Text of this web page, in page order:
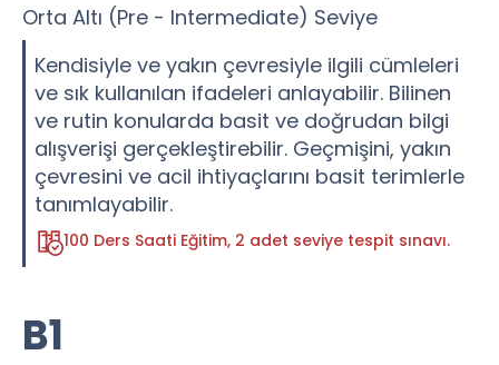
Orta Altı (Pre - Intermediate) Seviye
Kendisiyle ve yakın çevresiyle ilgili cümleleri
ve sık kullanılan ifadeleri anlayabilir. Bilinen
ve rutin konularda basit ve doğrudan bilgi
alışverişi gerçekleştirebilir. Geçmişini, yakın
çevresini ve acil ihtiyaçlarını basit terimlerle
tanımlayabilir.
100 Ders Saati Eğitim, 2 adet seviye tespit sınavı.
B1